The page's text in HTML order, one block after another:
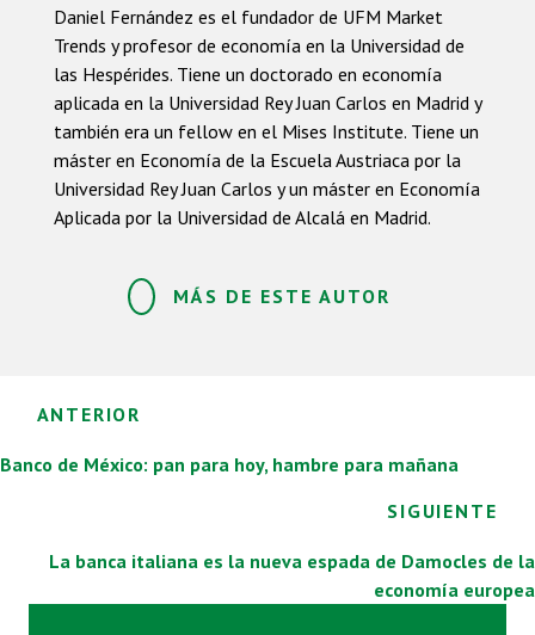
Daniel Fernández es el fundador de UFM Market
Trends y profesor de economía en la Universidad de
las Hespérides. Tiene un doctorado en economía
aplicada en la Universidad Rey Juan Carlos en Madrid y
también era un fellow en el Mises Institute. Tiene un
máster en Economía de la Escuela Austriaca por la
Universidad Rey Juan Carlos y un máster en Economía
Aplicada por la Universidad de Alcalá en Madrid.
MÁS DE ESTE AUTOR
Posts
navigation
ANTERIOR
Banco de México: pan para hoy, hambre para mañana
SIGUIENTE
La banca italiana es la nueva espada de Damocles de la
economía europea